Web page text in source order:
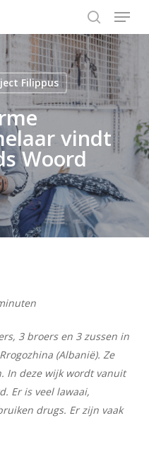
search
Menu
Filippus
vindt
Woord
3 broers en 3 zussen in
(Albanië). Ze
In deze wijk wordt vanuit
Er is veel lawaai,
drugs. Er zijn vaak
Close
Menu